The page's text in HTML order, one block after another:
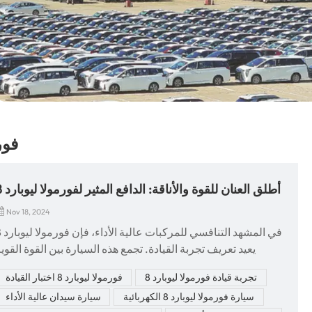
أطلق العنان للقوة والأناقة: الدافع المثير لفورمولا ليوبارد 8
Nov 18, 2024
في
يعيد تعريف تجربة القيادة. تجمع هذه السيارة بين القوة
نقل - إنها بيان. بعد تجربة Formula Leopard 8 بشكل مباشر، أنا
متحمس لمشاركة الأسباب التي تجعلها خيارك التالي للأداء المبهج
فورمولا ليوبارد 8 اختبار القيادة
تجربة قيادة فورمولا ليوبارد 8
سيارة سيدان عالية الأداء
سيارة فورمولا ليوبارد 8 الكهربائية